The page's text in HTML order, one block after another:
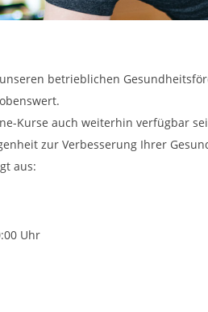
betrieblichen
Kurse auch weiterhin verfügbar
zur Verbesserung Ihrer
aus:
Uhr